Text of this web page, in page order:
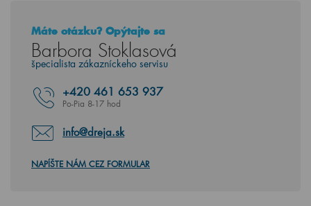
Máte otázku? Opýtajte sa
Barbora Stoklasová
špecialista zákazníckeho servisu
+420 461 653 937
Po-Pia 8-17 hod
info@dreja.sk
NAPÍŠTE NÁM CEZ FORMULAR